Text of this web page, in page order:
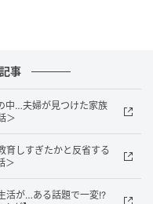
事
中…夫婦が見つけた家族
＞
育しすぎたかと反省する
＞
活が…ある話題で一変!?